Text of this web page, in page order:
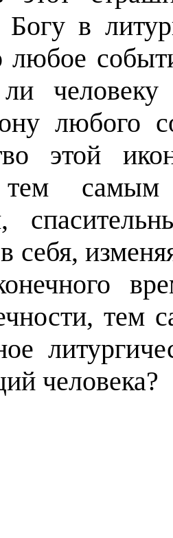
Богу в
любое
любого
этой
тем самым
себя,
тем
человека?